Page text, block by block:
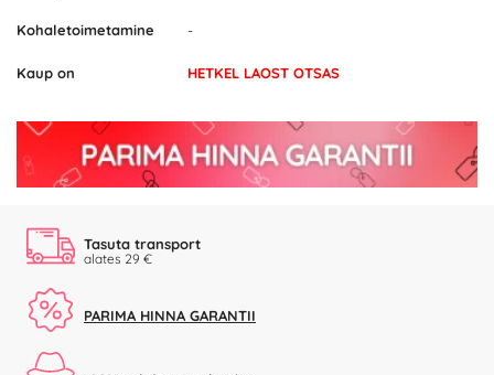
Kohaletoimetamine -
Kaup on HETKEL LAOST OTSAS
Tasuta transport
alates 29 €
PARIMA HINNA GARANTII